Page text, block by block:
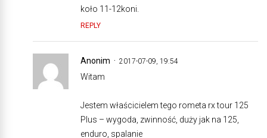
koło 11-12koni.
REPLY
Anonim 2017-07-09, 19:54
Witam
Jestem właścicielem tego rometa rx tour 125
Plus – wygoda, zwinność, duży jak na 125,
enduro, spalanie